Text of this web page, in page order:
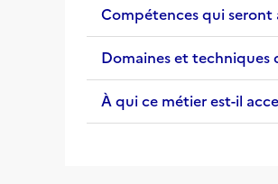
Compétences qui
Domaines et techniques
À qui ce métier est-il